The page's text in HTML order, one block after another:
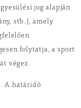
jog alapján
stb.), amely
folytatja, a sport
végez.
A határidő